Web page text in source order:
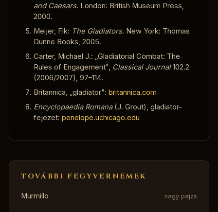
and Caesars. London: British Museum Press,
2000.
Meijer, Fik: The Gladiators. New York: Thomas
Dunne Books, 2005.
Carter, Michael J.: „Gladiatorial Combat: The
Rules of Engagement", Classical Journal102.2
(2006/2007), 97–114.
Britannica, „gladiator": britannica.com
Encyclopaedia Romana(J. Grout), gladiator-
fejezet: penelope.uchicago.edu
TOVÁBBI FEGYVERNEMEK
Murmillo nagy pajzs